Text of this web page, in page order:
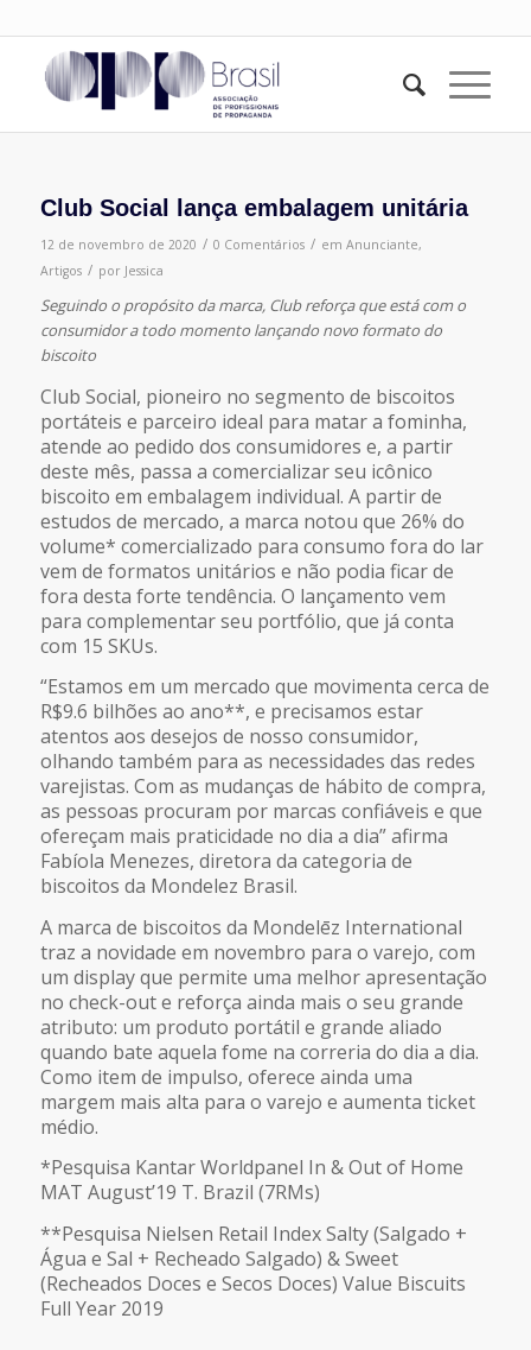
Club Social lança embalagem unitária
12 de novembro de 2020 / 0 Comentários / em Anunciante,
Artigos / por Jessica
Seguindo o propósito da marca, Club reforça que está com o
consumidor a todo momento lançando novo formato do
biscoito
Club Social, pioneiro no segmento de biscoitos
portáteis e parceiro ideal para matar a fominha,
atende ao pedido dos consumidores e, a partir
deste mês, passa a comercializar seu icônico
biscoito em embalagem individual. A partir de
estudos de mercado, a marca notou que 26% do
volume* comercializado para consumo fora do lar
vem de formatos unitários e não podia ficar de
fora desta forte tendência. O lançamento vem
para complementar seu portfólio, que já conta
com 15 SKUs.
“Estamos em um mercado que movimenta cerca de
R$9.6 bilhões ao ano**, e precisamos estar
atentos aos desejos de nosso consumidor,
olhando também para as necessidades das redes
varejistas. Com as mudanças de hábito de compra,
as pessoas procuram por marcas confiáveis e que
ofereçam mais praticidade no dia a dia” afirma
Fabíola Menezes, diretora da categoria de
biscoitos da Mondelez Brasil.
A marca de biscoitos da Mondelēz International
traz a novidade em novembro para o varejo, com
um display que permite uma melhor apresentação
no check-out e reforça ainda mais o seu grande
atributo: um produto portátil e grande aliado
quando bate aquela fome na correria do dia a dia.
Como item de impulso, oferece ainda uma
margem mais alta para o varejo e aumenta ticket
médio.
*Pesquisa Kantar Worldpanel In & Out of Home
MAT August’19 T. Brazil (7RMs)
**Pesquisa Nielsen Retail Index Salty (Salgado +
Água e Sal + Recheado Salgado) & Sweet
(Recheados Doces e Secos Doces) Value Biscuits
Full Year 2019